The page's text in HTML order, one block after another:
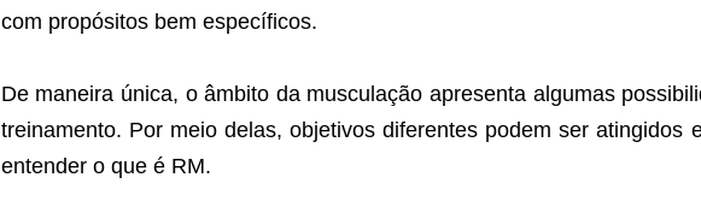
com propósitos bem específicos.
De maneira única, o âmbito da musculação apresenta algumas
treinamento. Por meio delas, objetivos diferentes podem ser atingidos
entender o que é RM.